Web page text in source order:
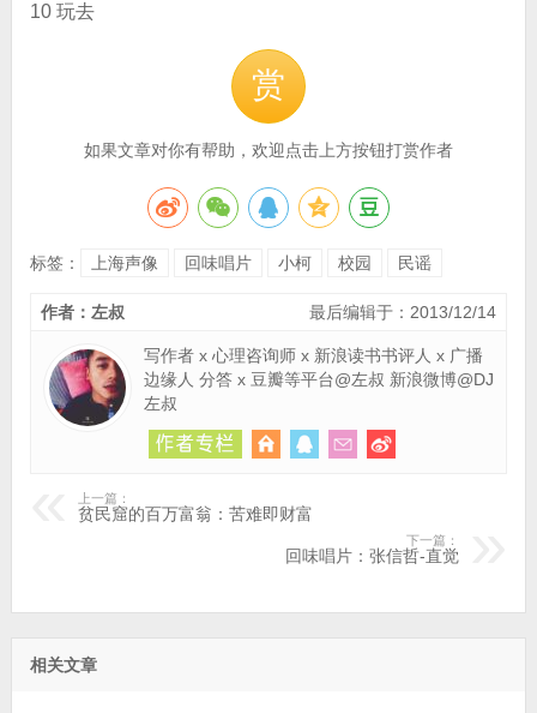
10 玩去
赏
如果文章对你有帮助，欢迎点击上方按钮打赏作者
标签： 上海声像 回味唱片 小柯 校园 民谣
最后编辑于：2013/12/14
作者：左叔
写作者 x 心理咨询师 x 新浪读书书评人 x 广播
边缘人 分答 x 豆瓣等平台@左叔 新浪微博@DJ
左叔
上一篇：
贫民窟的百万富翁：苦难即财富
下一篇：
回味唱片：张信哲-直觉
相关文章